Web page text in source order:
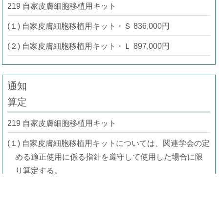
219 自家皮膚細胞移植用キット
(１) 自家皮膚細胞移植用キット・Ｓ 836,000円
(２) 自家皮膚細胞移植用キット・Ｌ 897,000円
通知
算定
219 自家皮膚細胞移植用キット
(１) 自家皮膚細胞移植用キットについては、関連学会の定
める適正使用に係る指針を遵守して使用した場合に限
り算定する。